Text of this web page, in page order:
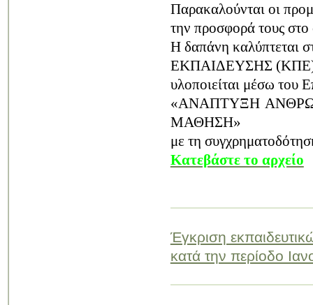
Παρακαλούνται οι
την προσφορά τους
Η δαπάνη καλύπτεται
ΕΚΠΑΙΔΕΥΣΗΣ
υλοποιείται μέσω του
«ΑΝΑΠΤΥΞΗ
ΜΑΘΗΣΗ»
με τη
Κατεβάστε το αρχείο
Έγκριση
κατά την περίοδο